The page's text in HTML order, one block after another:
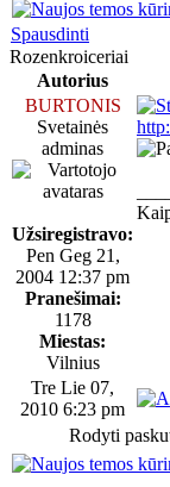
Spausdinti
Rozenkroiceriai
Autorius
BURTONIS
Svetainės
adminas
Užsiregistravo:
Pen Geg 21,
2004 12:37 pm
Pranešimai:
1178
Miestas:
Vilnius
Tre Lie 07,
2010 6:23 pm
Rodyti